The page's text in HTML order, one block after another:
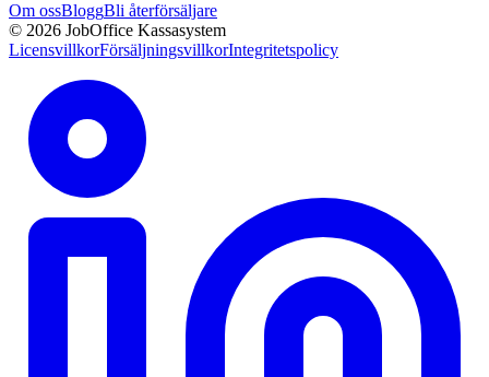
Om ossBloggBli återförsäljare
© 2026 JobOffice Kassasystem
LicensvillkorFörsäljningsvillkorIntegritetspolicy